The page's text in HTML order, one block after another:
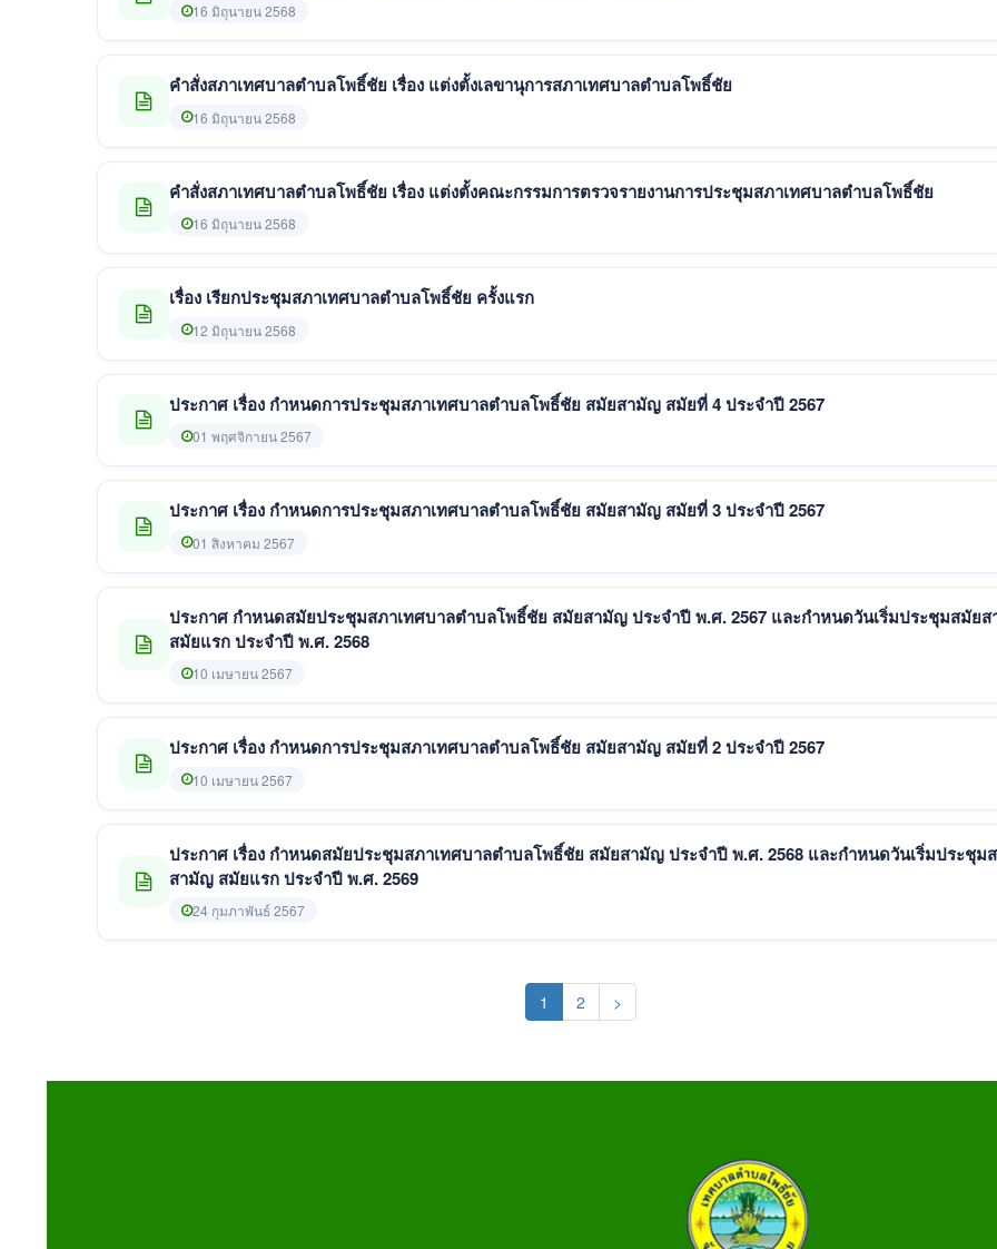
16 มิถุนายน 2568
คำสั่งสภาเทศบาลตำบลโพธิ์ชัย เรื่อง แต่งตั้งเลขานุการสภาเทศบาลตำบลโพธิ์ชัย
16 มิถุนายน 2568
คำสั่งสภาเทศบาลตำบลโพธิ์ชัย เรื่อง แต่งตั้งคณะกรรมการตรวจรายงานการประชุมสภาเทศบาลตำบลโพธิ์ชัย
16 มิถุนายน 2568
เรื่อง เรียกประชุมสภาเทศบาลตำบลโพธิ์ชัย ครั้งแรก
12 มิถุนายน 2568
ประกาศ เรื่อง กำหนดการประชุมสภาเทศบาลตำบลโพธิ์ชัย สมัยสามัญ สมัยที่ 4 ประจำปี 2567
01 พฤศจิกายน 2567
ประกาศ เรื่อง กำหนดการประชุมสภาเทศบาลตำบลโพธิ์ชัย สมัยสามัญ สมัยที่ 3 ประจำปี 2567
01 สิงหาคม 2567
ประกาศ กำหนดสมัยประชุมสภาเทศบาลตำบลโพธิ์ชัย สมัยสามัญ ประจำปี พ.ศ. 2567 และกำหนดวันเริ่มประชุมสมัย
สมัยแรก ประจำปี พ.ศ. 2568
10 เมษายน 2567
ประกาศ เรื่อง กำหนดการประชุมสภาเทศบาลตำบลโพธิ์ชัย สมัยสามัญ สมัยที่ 2 ประจำปี 2567
10 เมษายน 2567
ประกาศ เรื่อง กำหนดสมัยประชุมสภาเทศบาลตำบลโพธิ์ชัย สมัยสามัญ ประจำปี พ.ศ. 2568 และกำหนดวันเริ่มประชุม
สามัญ สมัยแรก ประจำปี พ.ศ. 2569
24 กุมภาพันธ์ 2567
1 (current)
2 >